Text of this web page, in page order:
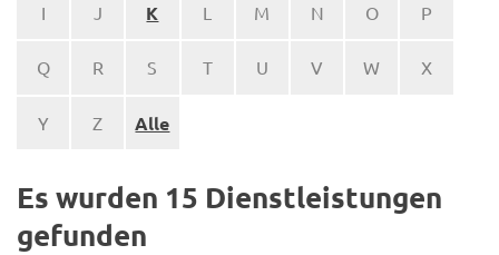
I J K L M N O P
Q R S T U V W X
Y Z Alle
Es wurden 15 Dienstleistungen
gefunden